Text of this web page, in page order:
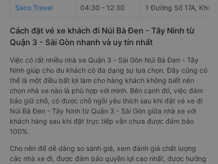
Saco Travel 04:30 - 12:30 1 Đường Số 17A, Khu
Cách đặt vé xe khách đi Núi Bà Đen - Tây Ninh từ
Quận 3 - Sài Gòn nhanh và uy tín nhất
Việc có rất nhiều nhà xe Quận 3 - Sài Gòn Núi Bà Đen - Tây
Ninh giúp cho du khách có đa dạng sự lựa chọn. Đây cũng có
thể là một điều bất lợi làm cho hàng khách không biết nên
chọn nhà xe nào là phù hợp với mình. Bên cạnh đó, việc đảm
bảo giữ chỗ, có được chỗ ngồi yêu thích sau khi đặt vé xe đi
Núi Bà Đen - Tây Ninh từ Quận 3 - Sài Gòn giữa nhà xe với
khách hàng sau khi đặt trực tiếp vẫn chưa được đảm bảo
100%.
Cho nên để dễ dàng so sánh giá, xem đánh giá chất lượng
các nhà xe đi, được đảm bảo quyền lợi cao nhất, được hưởng